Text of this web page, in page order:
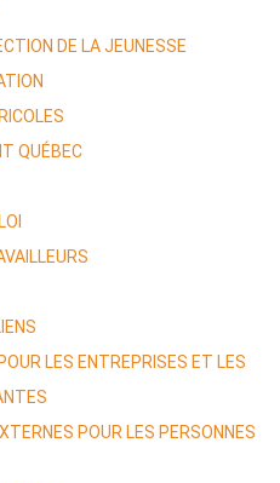
DE LA JEUNESSE
QUÉBEC
LES ENTREPRISES ET LES
POUR LES PERSONNES